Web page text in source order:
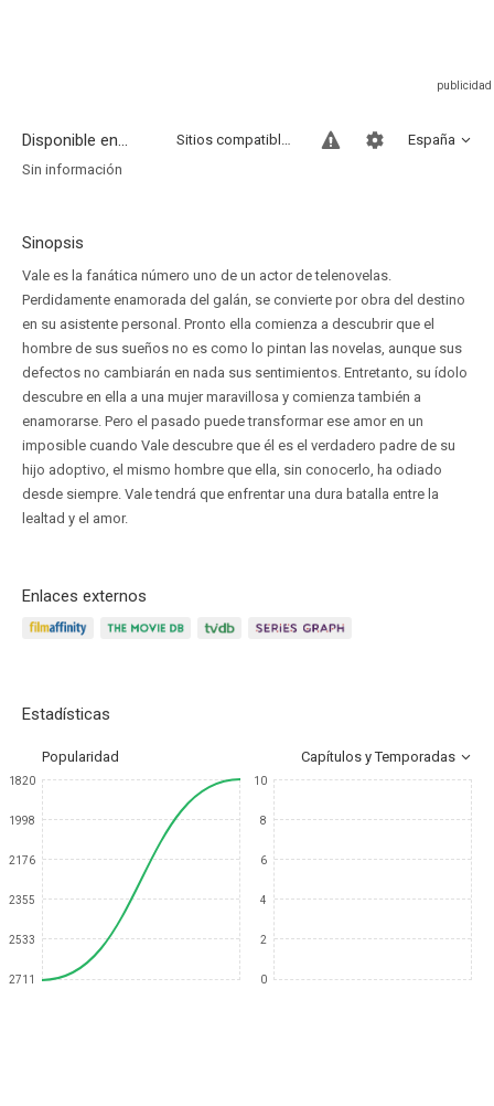
Disponible en... España
Sitios compatibles
Sin información
Sinopsis
Vale es la fanática número uno de un actor de telenovelas.
Perdidamente enamorada del galán, se convierte por obra del destino
en su asistente personal. Pronto ella comienza a descubrir que el
hombre de sus sueños no es como lo pintan las novelas, aunque sus
defectos no cambiarán en nada sus sentimientos. Entretanto, su ídolo
descubre en ella a una mujer maravillosa y comienza también a
enamorarse. Pero el pasado puede transformar ese amor en un
imposible cuando Vale descubre que él es el verdadero padre de su
hijo adoptivo, el mismo hombre que ella, sin conocerlo, ha odiado
desde siempre. Vale tendrá que enfrentar una dura batalla entre la
lealtad y el amor.
Enlaces externos
Estadísticas
Popularidad Capítulos y Temporadas
1820
1998
2176
2355
2533
2711
10
8
6
4
2
0